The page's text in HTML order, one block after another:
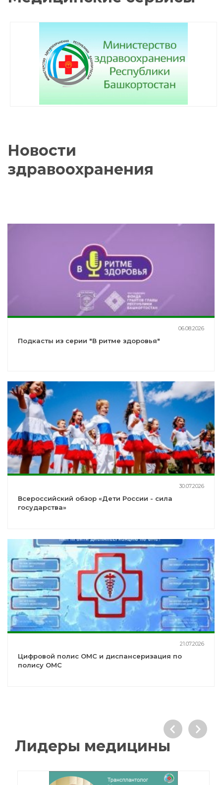
Новости
здравоохранения
06.08.2026
Подкасты из серии "В ритме здоровья"
30.07.2026
Всероссийский обзор «Дети России - сила
государства»
21.07.2026
Цифровой полис ОМС и диспансеризация по
полису ОМС
Лидеры медицины